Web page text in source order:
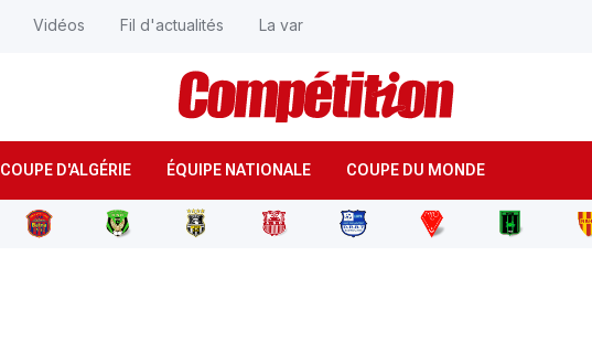
COUPE D'ALGÉRIE ÉQUIPE NATIONALE COUPE DU MONDE
Vidéos Fil d'actualités La var